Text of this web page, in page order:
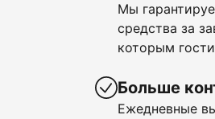
Мы
средства за
которым
Больше
Ежедневные